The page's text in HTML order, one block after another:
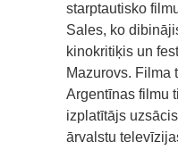
starptautisko
Sales, ko
kinokritiķis un
Mazurovs. Filma
Argentīnas filmu
izplatītājs
ārvalstu